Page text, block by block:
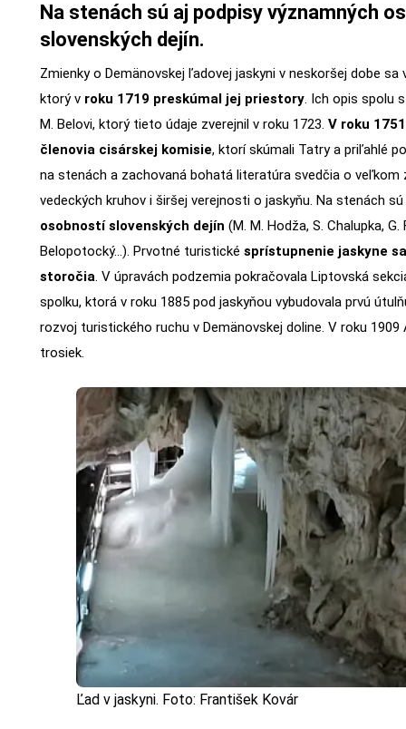
Na stenách sú aj podpisy významných
slovenských dejín.
Zmienky o Demänovskej ľadovej jaskyni v neskoršej dobe sa
ktorý v roku 1719 preskúmal jej priestory. Ich opis spolu
M. Belovi, ktorý tieto údaje zverejnil v roku 1723. V roku
členovia cisárskej komisie, ktorí skúmali Tatry a priľahlé
na stenách a zachovaná bohatá literatúra svedčia o veľkom
vedeckých kruhov i širšej verejnosti o jaskyňu. Na stenách
osobností slovenských dejín (M. M. Hodža, S. Chalupka,
Belopotocký…). Prvotné turistické sprístupnenie jaskyne
storočia. V úpravách podzemia pokračovala Liptovská
spolku, ktorá v roku 1885 pod jaskyňou vybudovala prvú
rozvoj turistického ruchu v Demänovskej doline. V roku
trosiek.
Ľad v jaskyni. Foto: František Kovár